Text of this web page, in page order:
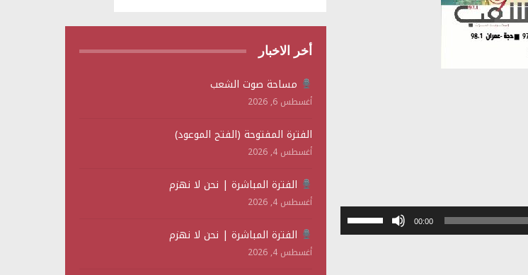
00:00
أخر الاخبار
مساحة صوت الشعب
أغسطس 6, 2026
الفترة المفتوحة (الفتح الموعود)
أغسطس 4, 2026
الفترة المباشرة | نحن لا نهزم
أغسطس 4, 2026
الفترة المباشرة | نحن لا نهزم
أغسطس 4, 2026